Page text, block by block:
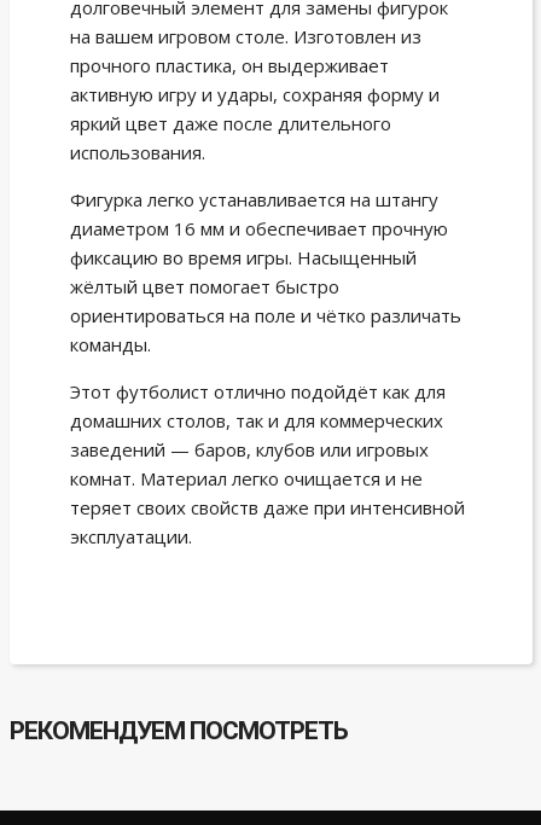
долговечный элемент для замены фигурок
на вашем игровом столе. Изготовлен из
прочного пластика, он выдерживает
активную игру и удары, сохраняя форму и
яркий цвет даже после длительного
использования.
Фигурка легко устанавливается на штангу
диаметром 16 мм и обеспечивает прочную
фиксацию во время игры. Насыщенный
жёлтый цвет помогает быстро
ориентироваться на поле и чётко различать
команды.
Этот футболист отлично подойдёт как для
домашних столов, так и для коммерческих
заведений — баров, клубов или игровых
комнат. Материал легко очищается и не
теряет своих свойств даже при интенсивной
эксплуатации.
РЕКОМЕНДУЕМ ПОСМОТРЕТЬ